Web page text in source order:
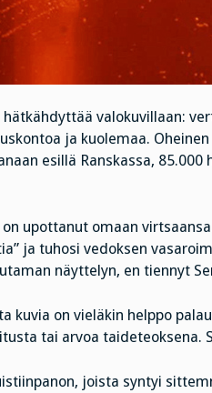
valokuvillaan:
ja kuolemaa. Oheinen
esillä Ranskassa, 85.000
upottanut omaan
ja tuhosi vedoksen
näyttelyn, en tiennyt
kuvia on vieläkin helppo
tai arvoa taideteoksena.
joista syntyi